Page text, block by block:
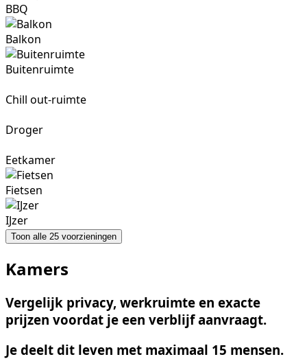
BBQ
Balkon
Buitenruimte
Chill out-ruimte
Droger
Eetkamer
Fietsen
IJzer
Toon alle 25 voorzieningen
Kamers
Vergelijk privacy, werkruimte en exacte
prijzen voordat je een verblijf aanvraagt.
Je deelt dit leven met maximaal 15 mensen.